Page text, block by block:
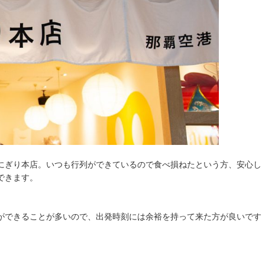
り本店。いつも行列ができているので食べ損ねたという方、安心し
ます。
きることが多いので、出発時刻には余裕を持って来た方が良いです